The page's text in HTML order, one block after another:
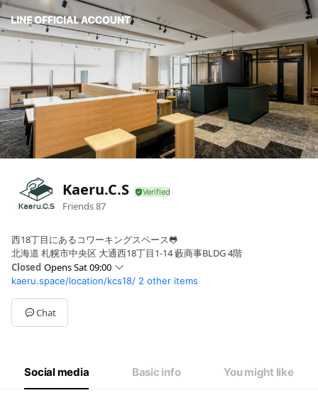
Kaeru.C.S
Friends87
西18丁目にあるコワーキングスペース🐸
北海道 札幌市中央区 大通西18丁目1-14 藪商事BLDG 4階
Closed Opens Sat 09:00
Sun09:00 - 19:00
Mon09:00 - 19:00
Tue09:00 - 19:00
Wed09:00 - 19:00
09:00 - 19:00
平日18:00～9:00、土日祝は無人営業
kaeru.space/location/kcs18/ 2 other items
Chat
Social media Basic info You might like